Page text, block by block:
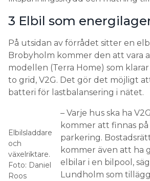
3 Elbil som
På utsidan av förrådet sitter en
Brobyholm kommer den att vara
modellen (Terra Home) som
to grid, V2G. Det gör det möjligt
batteri för lastbalansering i nätet.
Elbilsladdare
och
växelriktare.
Foto: Daniel
Roos
– Varje hus ska ha
kommer att finnas
parkering.
kommer även att ha
elbilar i en bilpool,
Lundholm som